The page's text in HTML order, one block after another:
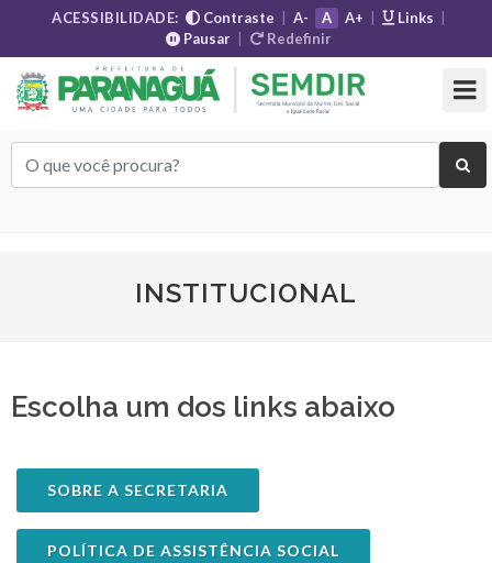
ACESSIBILIDADE: Contraste A- A A+ Links
Pausar
Redefinir
INSTITUCIONAL
Escolha um dos links abaixo
SOBRE A SECRETARIA
POLÍTICA DE ASSISTÊNCIA SOCIAL